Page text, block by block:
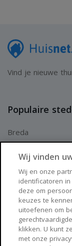
Vind je nieuwe
Populaire
Breda
Arnhem
Huisnet
Over Huisnet
Wij vinden
Wij en onze
identificatoren
deze om
keuzes te
uitoefenen om
klikken. U kunt
met onze